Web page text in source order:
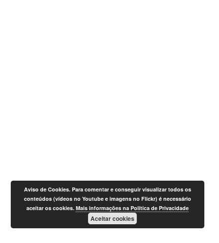
Aviso de Cookies. Para comentar e conseguir visualizar todos os
conteúdos (vídeos no Youtube e imagens no Flickr) é necessário
aceitar os cookies.Mais informações na Política de Privacidade
Aceitar cookies